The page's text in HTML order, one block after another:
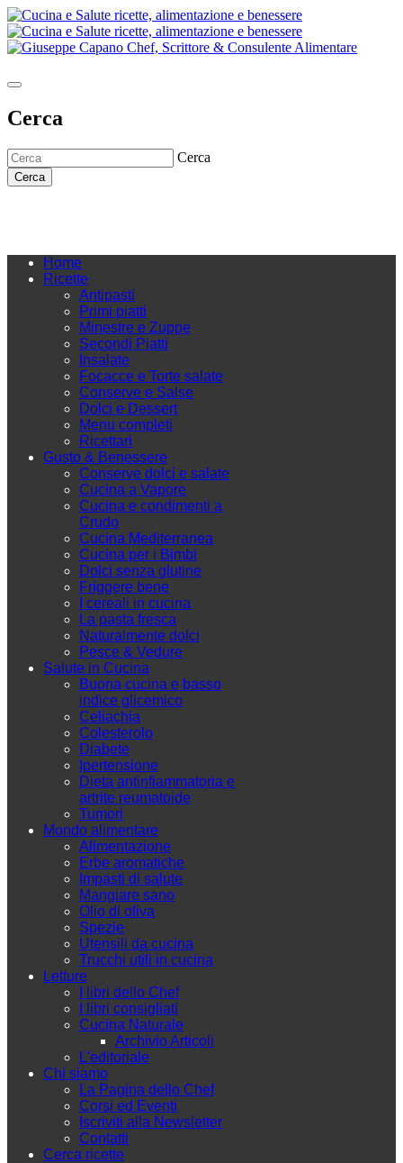
Cerca
Cerca
Cerca
Home
Ricette
Antipasti
Primi piatti
Minestre e Zuppe
Secondi Piatti
Insalate
Focacce e Torte salate
Conserve e Salse
Dolci e Dessert
Menu completi
Ricettari
Gusto & Benessere
Conserve dolci e salate
Cucina a Vapore
Cucina e condimenti a
Crudo
Cucina Mediterranea
Cucina per i Bimbi
Dolci senza glutine
Friggere bene
I cereali in cucina
La pasta fresca
Naturalmente dolci
Pesce & Vedure
Salute in Cucina
Buona cucina e basso
indice glicemico
Celiachia
Colesterolo
Diabete
Ipertensione
Dieta antinfiammatoria e
artrite reumatoide
Tumori
Mondo alimentare
Alimentazione
Erbe aromatiche
Impasti di salute
Mangiare sano
Olio di oliva
Spezie
Utensili da cucina
Trucchi utili in cucina
Letture
I libri dello Chef
I libri consigliati
Cucina Naturale
Archivio Articoli
L'editoriale
Chi siamo
La Pagina dello Chef
Corsi ed Eventi
Iscriviti alla Newsletter
Contatti
Cerca ricette